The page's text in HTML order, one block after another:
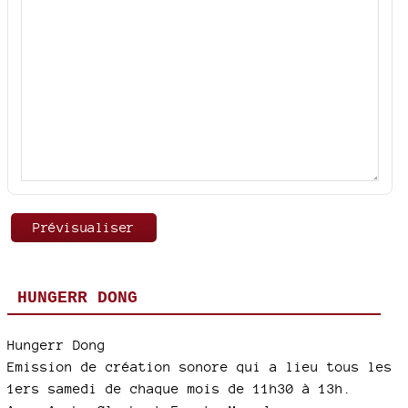
HUNGERR DONG
Hungerr Dong
Emission de création sonore qui a lieu tous les
1ers samedi de chaque mois de 11h30 à 13h.